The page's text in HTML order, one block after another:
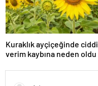
Kuraklık ayçiçeğinde ciddi
verim kaybına neden oldu